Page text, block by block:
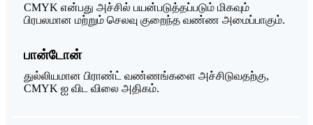
CMYK என்பது அச்சில் பயன்படுத்தப்படும் மிகவும்
பிரபலமான மற்றும் செலவு குறைந்த வண்ண அமைப்பாகும்.
பான்டோன்
துல்லியமான பிராண்ட் வண்ணங்களை அச்சிடுவதற்கு,
CMYK ஐ விட விலை அதிகம்.